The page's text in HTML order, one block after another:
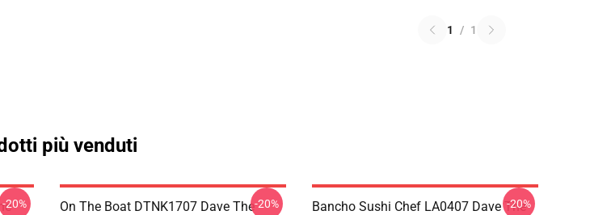
1 / 1
più venduti
-20%
On The Boat DTNK1707 Dave The-20%
Bancho Sushi Chef LA0407 Dave The
-20%